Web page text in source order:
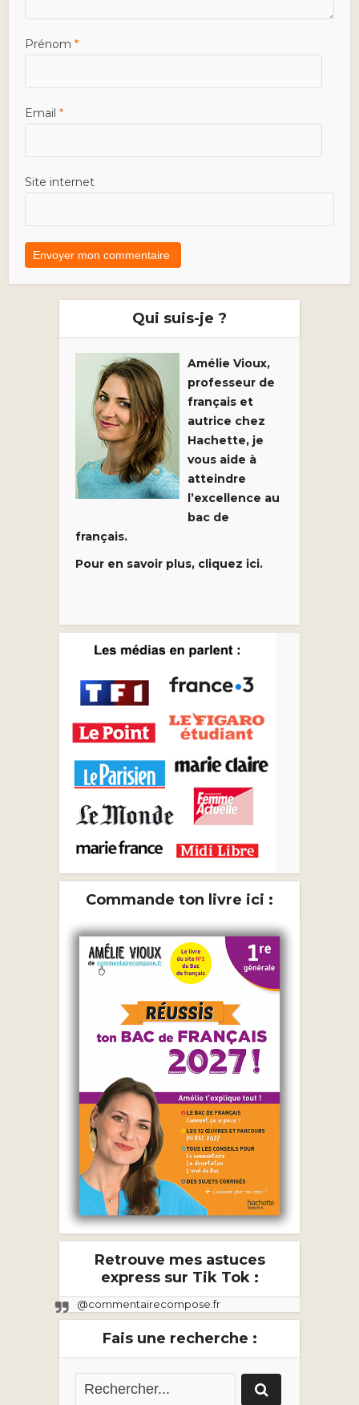
Prénom*
Email*
Site internet
Qui suis-je ?
Amélie Vioux,
professeur de
français et
autrice chez
Hachette, je
vous aide à
atteindre
l’excellence au
bac de
français.
Pour en savoir plus, cliquez ici.
Commande ton livre ici :
Retrouve mes astuces
express sur Tik Tok :
@commentairecompose.fr
Fais une recherche :